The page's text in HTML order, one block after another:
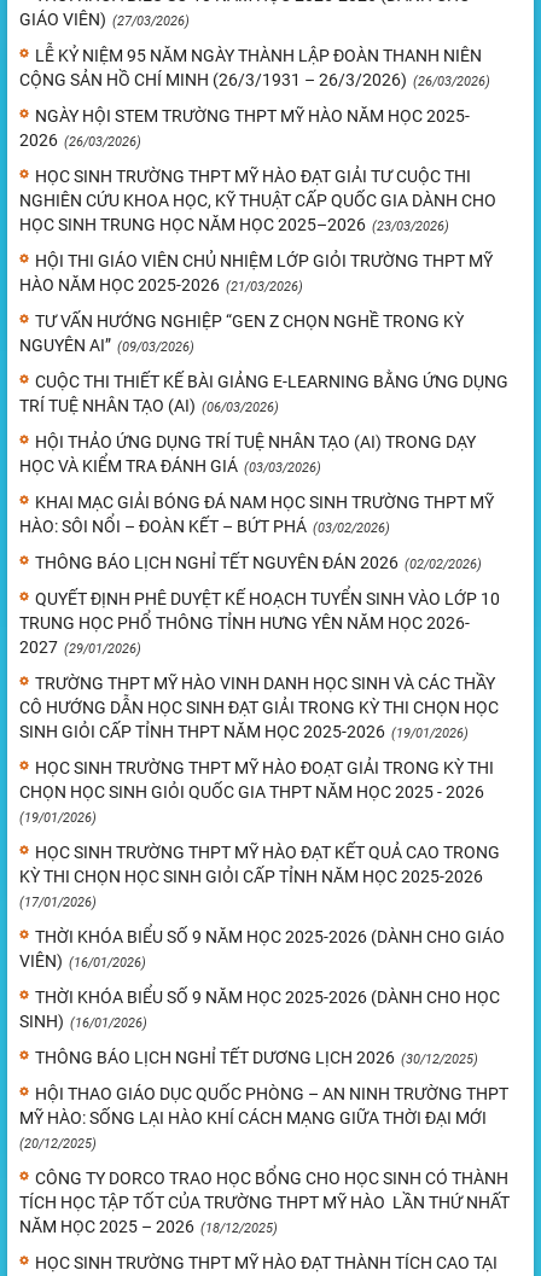
GIÁO VIÊN) (27/03/2026)
LỄ KỶ NIỆM 95 NĂM NGÀY THÀNH LẬP ĐOÀN THANH NIÊN
CỘNG SẢN HỒ CHÍ MINH (26/3/1931 – 26/3/2026) (26/03/2026)
NGÀY HỘI STEM TRƯỜNG THPT MỸ HÀO NĂM HỌC 2025-
2026 (26/03/2026)
HỌC SINH TRƯỜNG THPT MỸ HÀO ĐẠT GIẢI TƯ CUỘC THI
NGHIÊN CỨU KHOA HỌC, KỸ THUẬT CẤP QUỐC GIA DÀNH CHO
HỌC SINH TRUNG HỌC NĂM HỌC 2025–2026 (23/03/2026)
HỘI THI GIÁO VIÊN CHỦ NHIỆM LỚP GIỎI TRƯỜNG THPT MỸ
HÀO NĂM HỌC 2025-2026 (21/03/2026)
TƯ VẤN HƯỚNG NGHIỆP “GEN Z CHỌN NGHỀ TRONG KỲ
NGUYÊN AI” (09/03/2026)
CUỘC THI THIẾT KẾ BÀI GIẢNG E-LEARNING BẰNG ỨNG DỤNG
TRÍ TUỆ NHÂN TẠO (AI) (06/03/2026)
HỘI THẢO ỨNG DỤNG TRÍ TUỆ NHÂN TẠO (AI) TRONG DẠY
HỌC VÀ KIỂM TRA ĐÁNH GIÁ (03/03/2026)
KHAI MẠC GIẢI BÓNG ĐÁ NAM HỌC SINH TRƯỜNG THPT MỸ
HÀO: SÔI NỔI – ĐOÀN KẾT – BỨT PHÁ (03/02/2026)
THÔNG BÁO LỊCH NGHỈ TẾT NGUYÊN ĐÁN 2026 (02/02/2026)
QUYẾT ĐỊNH PHÊ DUYỆT KẾ HOẠCH TUYỂN SINH VÀO LỚP 10
TRUNG HỌC PHỔ THÔNG TỈNH HƯNG YÊN NĂM HỌC 2026-
2027 (29/01/2026)
TRƯỜNG THPT MỸ HÀO VINH DANH HỌC SINH VÀ CÁC THẦY
CÔ HƯỚNG DẪN HỌC SINH ĐẠT GIẢI TRONG KỲ THI CHỌN HỌC
SINH GIỎI CẤP TỈNH THPT NĂM HỌC 2025-2026 (19/01/2026)
HỌC SINH TRƯỜNG THPT MỸ HÀO ĐOẠT GIẢI TRONG KỲ THI
CHỌN HỌC SINH GIỎI QUỐC GIA THPT NĂM HỌC 2025 - 2026
(19/01/2026)
HỌC SINH TRƯỜNG THPT MỸ HÀO ĐẠT KẾT QUẢ CAO TRONG
KỲ THI CHỌN HỌC SINH GIỎI CẤP TỈNH NĂM HỌC 2025-2026
(17/01/2026)
THỜI KHÓA BIỂU SỐ 9 NĂM HỌC 2025-2026 (DÀNH CHO GIÁO
VIÊN) (16/01/2026)
THỜI KHÓA BIỂU SỐ 9 NĂM HỌC 2025-2026 (DÀNH CHO HỌC
SINH) (16/01/2026)
THÔNG BÁO LỊCH NGHỈ TẾT DƯƠNG LỊCH 2026 (30/12/2025)
HỘI THAO GIÁO DỤC QUỐC PHÒNG – AN NINH TRƯỜNG THPT
MỸ HÀO: SỐNG LẠI HÀO KHÍ CÁCH MẠNG GIỮA THỜI ĐẠI MỚI
(20/12/2025)
CÔNG TY DORCO TRAO HỌC BỔNG CHO HỌC SINH CÓ THÀNH
TÍCH HỌC TẬP TỐT CỦA TRƯỜNG THPT MỸ HÀO LẦN THỨ NHẤT
NĂM HỌC 2025 – 2026 (18/12/2025)
HỌC SINH TRƯỜNG THPT MỸ HÀO ĐẠT THÀNH TÍCH CAO TẠI